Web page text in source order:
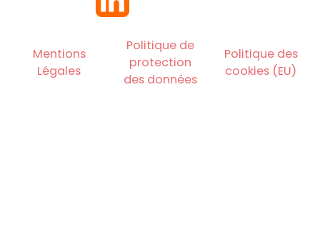
Mentions
Légales
Politique de
protection
des données
Politique des
cookies (EU)